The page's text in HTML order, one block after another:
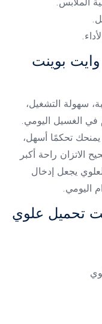
بوينت
سهولة التشغيل،
في الغسيل اليومي.
يمنحك تحكمًا أسهل،
الاتزان راحة أكبر
يجعل إدخال
اليومي.
تحميل علوي